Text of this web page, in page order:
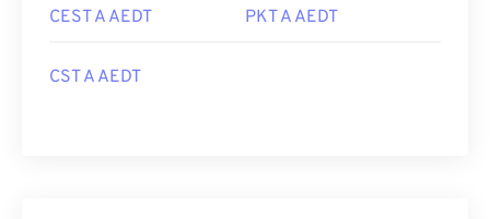
CEST A AEDT PKT A AEDT
CST A AEDT